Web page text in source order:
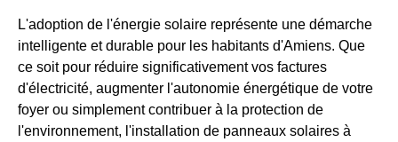
L'adoption de l'énergie solaire représente une démarche
intelligente et durable pour les habitants d'Amiens. Que
ce soit pour réduire significativement vos factures
d'électricité, augmenter l'autonomie énergétique de votre
foyer ou simplement contribuer à la protection de
l'environnement, l'installation de panneaux solaires à